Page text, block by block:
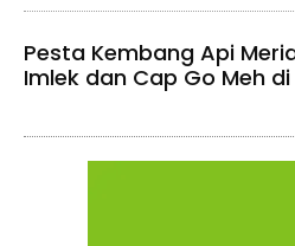
Pesta Kembang Api
Imlek dan Cap Go Meh